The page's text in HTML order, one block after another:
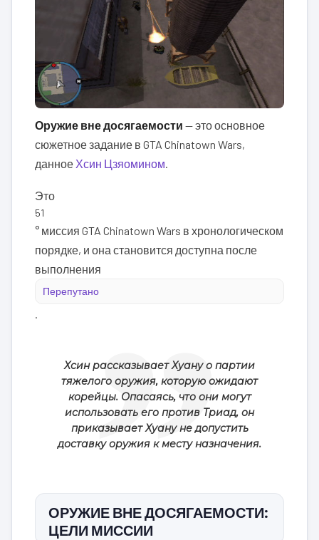
Оружие вне досягаемости — это основное
сюжетное задание в GTA Chinatown Wars,
данное Хсин Цзяомином.
Это
51
° миссия GTA Chinatown Wars в хронологическом
порядке, и она становится доступна после
выполнения
Перепутано
.
Хсин рассказывает Хуану о партии
тяжелого оружия, которую ожидают
корейцы. Опасаясь, что они могут
использовать его против Триад, он
приказывает Хуану не допустить
доставку оружия к месту назначения.
ОРУЖИЕ ВНЕ ДОСЯГАЕМОСТИ:
ЦЕЛИ МИССИИ